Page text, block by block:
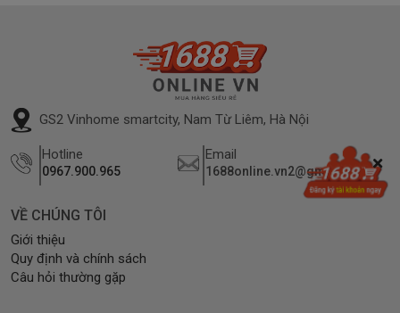
GS2 Vinhome smartcity, Nam Từ Liêm, Hà Nội
Hotline
0967.900.965
Email
1688online.vn2@gmail.com
VỀ CHÚNG TÔI
Giới thiệu
Quy định và chính sách
Câu hỏi thường gặp